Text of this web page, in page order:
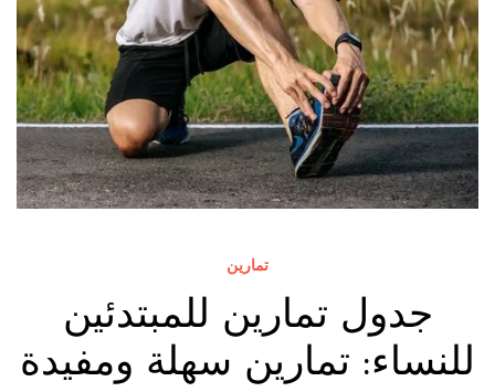
تمارين
جدول تمارين للمبتدئين
للنساء: تمارين سهلة ومفيدة